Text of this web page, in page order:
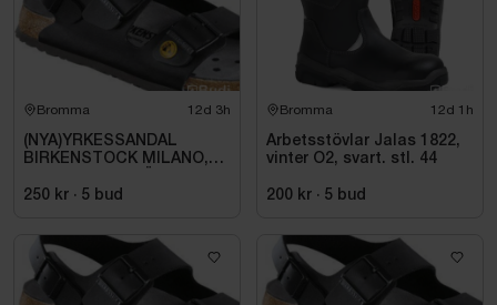
Bromma 12d 3h
(NYA)YRKESSANDAL
BIRKENSTOCK MILANO,
SVART. STL 42
250 kr · 5 bud
Bromma 12d 1h
Arbetsstövlar Jalas 1822,
vinter O2, svart. stl. 44
200 kr · 5 bud